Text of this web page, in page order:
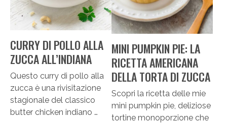
CURRY DI POLLO ALLA
ZUCCA ALL’INDIANA
Questo curry di pollo alla
zucca è una rivisitazione
stagionale del classico
butter chicken indiano …
MINI PUMPKIN PIE: LA
RICETTA AMERICANA
DELLA TORTA DI ZUCCA
Scopri la ricetta delle mie
mini pumpkin pie, deliziose
tortine monoporzione che